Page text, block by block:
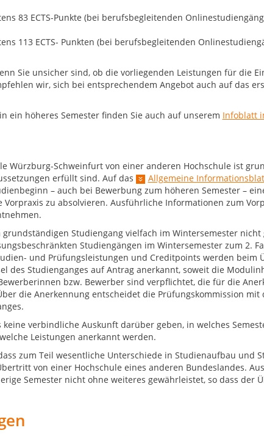
83 ECTS-Punkte (bei berufsbegleitenden
113 ECTS- Punkten (bei berufsbegleitenden
Sie unsicher sind, ob die vorliegenden Leistungen für die
wir, sich bei entsprechendem Angebot auch auf das
ein höheres Semester finden Sie auch auf unserem Infoblatt
Würzburg-Schweinfurt von einer anderen Hochschule ist
erfüllt sind. Auf das
Allgemeine
– auch bei Bewerbung zum höheren Semester –
Vorpraxis zu absolvieren. Ausführliche Informationen zum
Studiengang vielfach im Wintersemester
Studiengängen im Wintersemester zum 2.
und Prüfungsleistungen und Creditpoints werden beim
des Studienganges auf Antrag anerkannt, soweit die
bzw. Bewerber sind verpflichtet, die für die
die Anerkennung entscheidet die Prüfungskommission mit
verbindliche Auskunft darüber geben, in welches
Leistungen anerkannt werden.
zum Teil wesentliche Unterschiede in Studienaufbau und
von einer Hochschule eines anderen Bundeslandes.
Semester nicht ohne weiteres gewährleistet, so dass der